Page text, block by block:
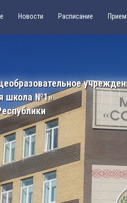
Новости Расписание
школа №1»